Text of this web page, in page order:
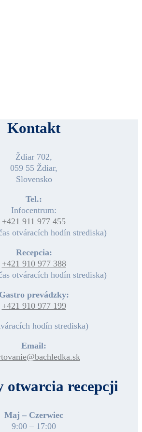
Kontakt
Ždiar 702,
059 55 Ždiar,
Slovensko
Tel.:
Infocentrum:
+421 911 977 455
otváracích hodín strediska)
Recepcia:
+421 910 977 388
otváracích hodín strediska)
Gastro prevádzky:
+421 910 977 199
hodín strediska)
Email:
otwarcia recepcji
Maj – Czerwiec
9:00 – 17:00